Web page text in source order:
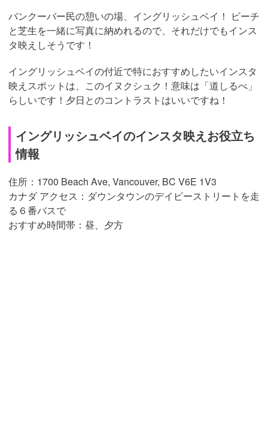
バンクーバー民の憩いの場、イングリッシュベイ！ ビーチ
と芝生を一緒に写真に納めれるので、それだけでもインス
タ映えしそうです！
イングリッシュベイの付近で特におすすめしたいインスタ
映えスポットは、このイヌクシュク！意味は「道しるべ」
らしいです！夕日とのコントラストはいいですね！
イングリッシュベイのインスタ映えお役立ち
情報
住所：1700 Beach Ave, Vancouver, BC V6E 1V3
カナダ アクセス：ダウンタウンのデイビーストリートを走
る６番バスで
おすすめ時間帯：昼、夕方